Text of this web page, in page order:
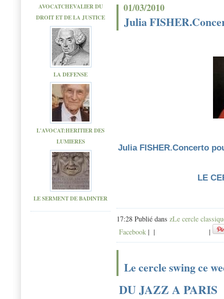
AVOCATCHEVALIER DU
DROIT ET DE LA JUSTICE
LA DEFENSE
L'AVOCAT:HERITIER DES
LUMIERES
LE SERMENT DE BADINTER
01/03/2010
Julia
Julia FISHER.Concerto
LE
17:28 Publié dans zLe cercle
Facebook | | |
Le cercle swing ce
DU JAZZ A PARIS